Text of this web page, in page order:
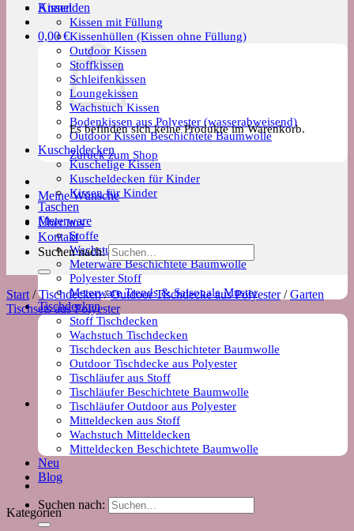
Kissen
Kissen mit Füllung
Kissenhüllen (Kissen ohne Füllung)
Outdoor Kissen
Stoffkissen
Schleifenkissen
Loungekissen
Wachstuch Kissen
Bodenkissen aus Polyester (wasserabweisend)
Outdoor Kissen Beschichtete Baumwolle
Kuscheldecken
Kuschelige Kissen
Kuscheldecken für Kinder
Kissen für Kinder
Taschen
Meterware
Stoffe
Wachstuch Stoff
Meterware Beschichtete Baumwolle
Polyester Stoff
Meterware Trends & Saisonale Muster
Tischdecken
Stoff Tischdecken
Wachstuch Tischdecken
Tischdecken aus Beschichteter Baumwolle
Outdoor Tischdecke aus Polyester
Tischläufer aus Stoff
Tischläufer Beschichtete Baumwolle
Tischläufer Outdoor aus Polyester
Mitteldecken aus Stoff
Wachstuch Mitteldecken
Mitteldecken Beschichtete Baumwolle
Neu
Blog
Suchen nach:
Anmelden
0,00€
Es befinden sich keine Produkte im Warenkorb.
Zurück zum Shop
Meine Wünsche
Über uns
Kontakt
Suchen nach:
Start / Tischdecken / Outdoor Tischdecke aus Polyester / Garten
Tischsets aus Polyester
Kategorien